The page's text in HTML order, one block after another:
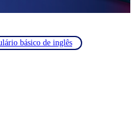
básico de inglês